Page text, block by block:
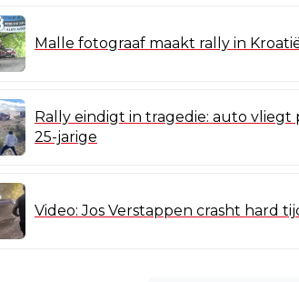
Malle fotograaf maakt rally in
Rally eindigt in tragedie: auto vliegt
25-jarige
Video: Jos Verstappen crasht hard